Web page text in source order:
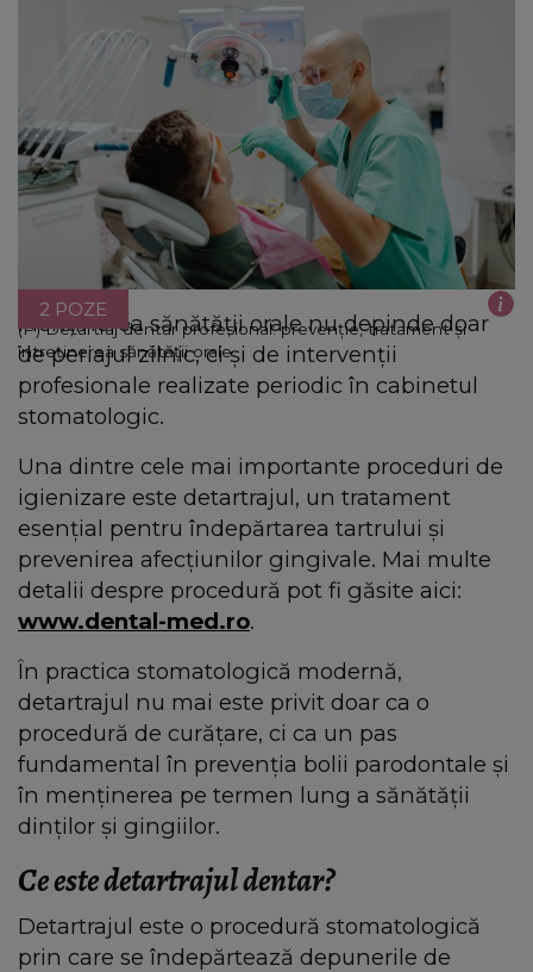
(P) Detartraj dentar profesional: prevenție, tratament și
întreținerea sănătății orale
2 POZE
Menținerea sănătății orale nu depinde doar
de periajul zilnic, ci și de intervenții
profesionale realizate periodic în cabinetul
stomatologic.
Una dintre cele mai importante proceduri de
igienizare este detartrajul, un tratament
esențial pentru îndepărtarea tartrului și
prevenirea afecțiunilor gingivale. Mai multe
detalii despre procedură pot fi găsite aici:
www.dental-med.ro.
În practica stomatologică modernă,
detartrajul nu mai este privit doar ca o
procedură de curățare, ci ca un pas
fundamental în prevenția bolii parodontale și
în menținerea pe termen lung a sănătății
dinților și gingiilor.
Ce este detartrajul dentar?
Detartrajul este o procedură stomatologică
prin care se îndepărtează depunerile de